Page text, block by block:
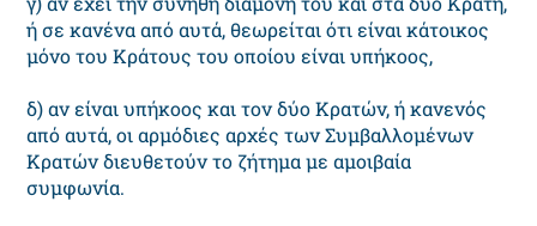
ή σε κανένα από αυτά, θεωρείται ότι είναι κάτοικος
μόνο του Κράτους του οποίου είναι υπήκοος,
δ) αν είναι υπήκοος και τον δύο Κρατών, ή κανενός
από αυτά, οι αρμόδιες αρχές των Συμβαλλομένων
Κρατών διευθετούν το ζήτημα με αμοιβαία
συμφωνία.